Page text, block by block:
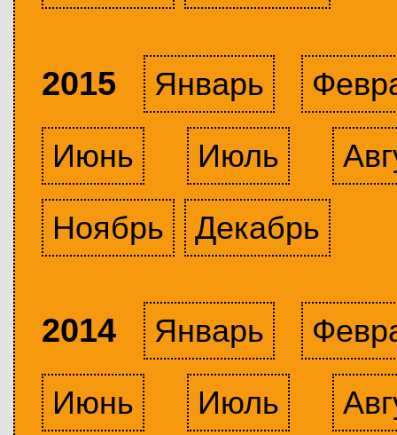
2015 Январь
Июнь
Июль
Ноябрь
Декабрь
2014 Январь
Июнь
Июль